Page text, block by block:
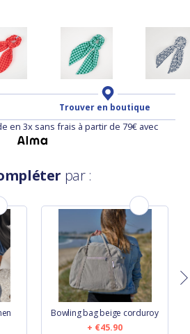
Trouver en boutique
en 3x sans frais à partir de 79€ avec
par :
Bowling bag beige corduroy
€45.90